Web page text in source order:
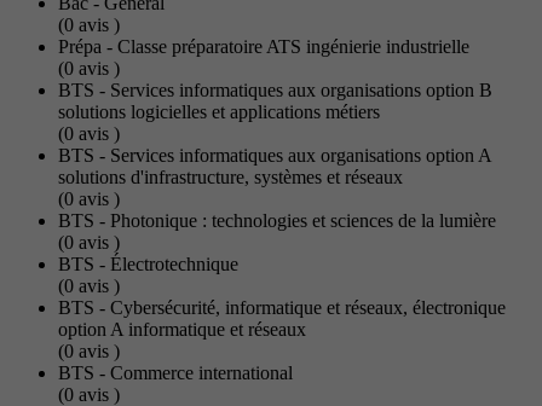
(0 avis )
Prépa - Classe préparatoire ATS ingénierie industrielle
(0 avis )
BTS - Services informatiques aux organisations option B
solutions logicielles et applications métiers
(0 avis )
BTS - Services informatiques aux organisations option A
solutions d'infrastructure, systèmes et réseaux
(0 avis )
BTS - Photonique : technologies et sciences de la lumière
(0 avis )
BTS - Électrotechnique
(0 avis )
BTS - Cybersécurité, informatique et réseaux, électronique
option A informatique et réseaux
(0 avis )
BTS - Commerce international
(0 avis )